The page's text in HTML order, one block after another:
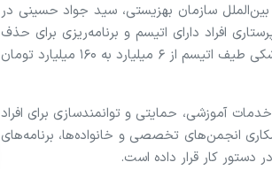
سازمان بهزیستی، سید جواد حسینی در
افراد دارای اتیسم و برنامه‌ریزی برای حذف
کامل پشت نوبتی‌های این خدمت خبر داد و گفت: اعتبار خدمات دندانپزشکی طیف اتیسم از ۶ میلیارد به ۱۶۰ میلیارد تومان
آموزشی، حمایتی و توانمندسازی برای افراد
انجمن‌های تخصصی و خانواده‌ها، برنامه‌های
دستور کار قرار داده است.